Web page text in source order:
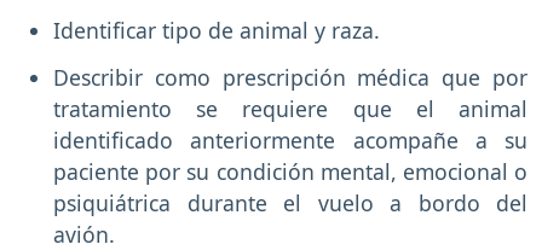
Identificar tipo de animal y raza.
Describir como prescripción médica que por
tratamiento se requiere que el animal
identificado anteriormente acompañe a su
paciente por su condición mental, emocional o
psiquiátrica durante el vuelo a bordo del
avión.